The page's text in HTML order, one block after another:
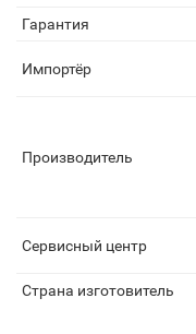
Гарантия
Импортёр
Производитель
Сервисный центр
Страна изготовитель